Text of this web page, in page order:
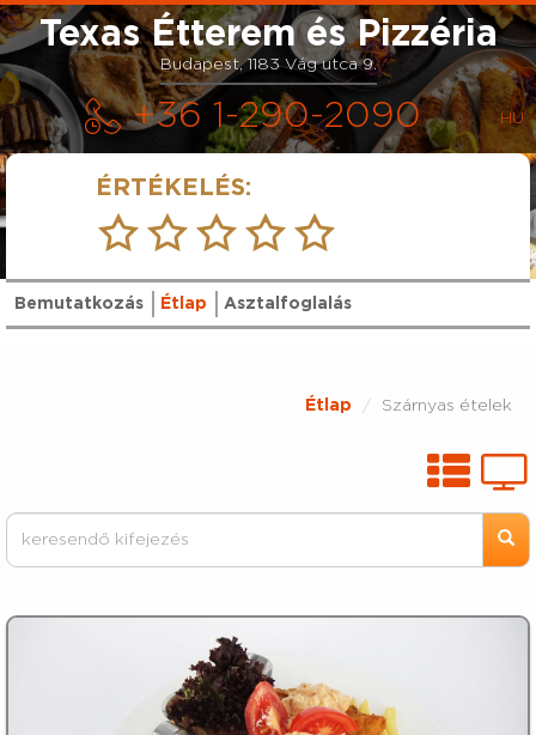
Texas Étterem és Pizzéria
Budapest, 1183 Vág utca 9.
+36 1-290-2090
ÉRTÉKELÉS:
Bemutatkozás Étlap Asztalfoglalás
Étlap Szárnyas ételek